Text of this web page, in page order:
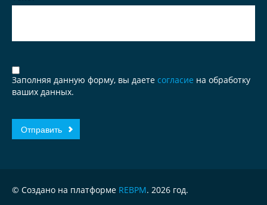
Заполняя данную форму, вы даете согласие на обработку
ваших данных.
© Создано на платформе REBPM. 2026 год.